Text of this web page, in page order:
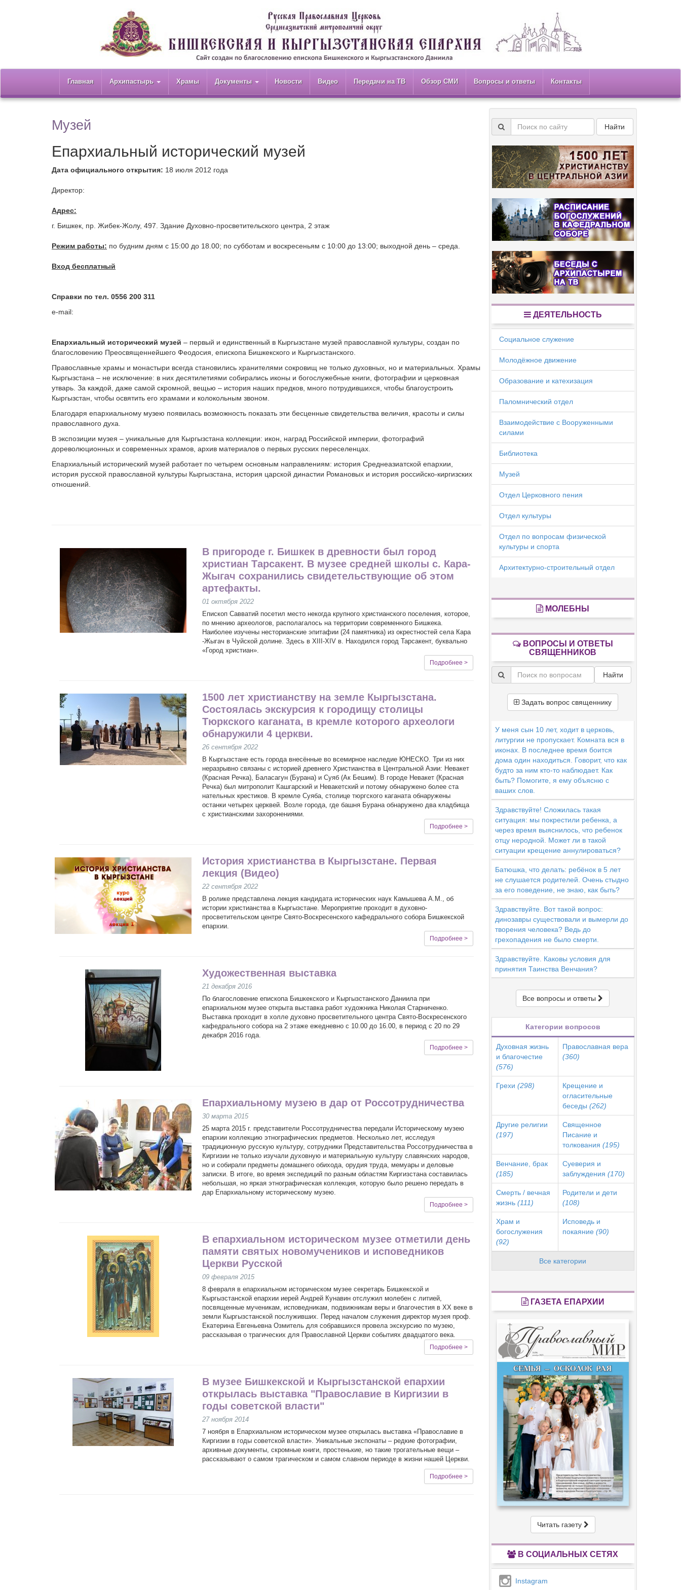
Главная Архипастырь Храмы Документы Новости Видео Передачи на ТВ Обзор СМИ Вопросы и ответы Контакты
Музей
Епархиальный исторический музей
Дата официального открытия: 18 июля 2012 года
Директор:
Адрес:
г. Бишкек, пр. Жибек-Жолу, 497. Здание Духовно-просветительского центра, 2 этаж
Режим работы: по будним дням с 15:00 до 18.00; по субботам и воскресеньям с 10:00 до 13:00; выходной день – среда.
Вход бесплатный
Справки по тел. 0556 200 311
e-mail:
Епархиальный исторический музей – первый и единственный в Кыргызстане музей православной культуры, создан по
благословению Преосвященнейшего Феодосия, епископа Бишкекского и Кыргызстанского.
Православные храмы и монастыри всегда становились хранителями сокровищ не только духовных, но и материальных. Храмы
Кыргызстана – не исключение: в них десятилетиями собирались иконы и богослужебные книги, фотографии и церковная
утварь. За каждой, даже самой скромной, вещью – история наших предков, много потрудившихся, чтобы благоустроить
Кыргызстан, чтобы освятить его храмами и колокольным звоном.
Благодаря епархиальному музею появилась возможность показать эти бесценные свидетельства величия, красоты и силы
православного духа.
В экспозиции музея – уникальные для Кыргызстана коллекции: икон, наград Российской империи, фотографий
дореволюционных и современных храмов, архив материалов о первых русских переселенцах.
Епархиальный исторический музей работает по четырем основным направлениям: история Среднеазиатской епархии,
история русской православной культуры Кыргызстана, история царской династии Романовых и история российско-киргизских
отношений.
В пригороде г. Бишкек в древности был город
христиан Тарсакент. В музее средней школы с. Кара-
Жыгач сохранились свидетельствующие об этом
артефакты.
01 октября 2022
Епископ Савватий посетил место некогда крупного христианского поселения, которое,
по мнению археологов, располагалось на территории современного Бишкека.
Наиболее изучены несторианские эпитафии (24 памятника) из окрестностей села Кара
-Жыгач в Чуйской долине. Здесь в XIII-XIV в. Находился город Тарсакент, буквально
«Город христиан».
Подробнее >
1500 лет христианству на земле Кыргызстана.
Состоялась экскурсия к городищу столицы
Тюркского каганата, в кремле которого археологи
обнаружили 4 церкви.
26 сентября 2022
В Кыргызстане есть города внесённые во всемирное наследие ЮНЕСКО. Три из них
неразрывно связаны с историей древнего Христианства в Центральной Азии: Невакет
(Красная Речка), Баласагун (Бурана) и Суяб (Ак Бешим). В городе Невакет (Красная
Речка) был митрополит Кашгарский и Невакетский и потому обнаружено более ста
нательных крестиков. В кремле Суяба, столице тюргского каганата обнаружены
останки четырех церквей. Возле города, где башня Бурана обнаружено два кладбища
с христианскими захоронениями.
Подробнее >
История христианства в Кыргызстане. Первая
лекция (Видео)
22 сентября 2022
В ролике представлена лекция кандидата исторических наук Камышева А.М., об
истории христианства в Кыргызстане. Мероприятие проходит в духовно-
просветительском центре Свято-Воскресенского кафедрального собора Бишкекской
епархии.
Подробнее >
Художественная выставка
21 декабря 2016
По благословение епископа Бишкекского и Кыргызстанского Даниила при
епархиальном музее открыта выставка работ художника Николая Старниченко.
Выставка проходит в холле духовно просветительного центра Свято-Воскресенского
кафедрального собора на 2 этаже ежедневно с 10.00 до 16.00, в период с 20 по 29
декабря 2016 года.
Подробнее >
Епархиальному музею в дар от Россотрудничества
30 марта 2015
25 марта 2015 г. представители Россотрудничества передали Историческому музею
епархии коллекцию этнографических предметов. Несколько лет, исследуя
традиционную русскую культуру, сотрудники Представительства Россотрудничества в
Киргизии не только изучали духовную и материальную культуру славянских народов,
но и собирали предметы домашнего обихода, орудия труда, мемуары и деловые
записки. В итоге, во время экспедиций по разным областям Киргизстана составилась
небольшая, но яркая этнографическая коллекция, которую было решено передать в
дар Епархиальному историческому музею.
Подробнее >
В епархиальном историческом музее отметили день
памяти святых новомучеников и исповедников
Церкви Русской
09 февраля 2015
8 февраля в епархиальном историческом музее секретарь Бишкекской и
Кыргызстанской епархии иерей Андрей Кунавин отслужил молебен с литией,
посвященные мученикам, исповедникам, подвижникам веры и благочестия в XX веке в
земли Кыргызстанской послуживших. Перед началом служения директор музея проф.
Екатерина Евгеньевна Озмитель для собравшихся провела экскурсию по музею,
рассказывая о трагических для Православной Церкви событиях двадцатого века.
Подробнее >
В музее Бишкекской и Кыргызстанской епархии
открылась выставка "Православие в Киргизии в
годы советской власти"
27 ноября 2014
7 ноября в Епархиальном историческом музее открылась выставка «Православие в
Киргизии в годы советской власти». Уникальные экспонаты – редкие фотографии,
архивные документы, скромные книги, простенькие, но такие трогательные вещи –
рассказывают о самом трагическом и самом славном периоде в жизни нашей Церкви.
Подробнее >
Найти
ДЕЯТЕЛЬНОСТЬ
Социальное служение
Молодёжное движение
Образование и катехизация
Паломнический отдел
Взаимодействие с Вооруженными
силами
Библиотека
Музей
Отдел Церковного пения
Отдел культуры
Отдел по вопросам физической
культуры и спорта
Архитектурно-строительный отдел
МОЛЕБНЫ
ВОПРОСЫ И ОТВЕТЫ
СВЯЩЕННИКОВ
Найти
Задать вопрос священнику
У меня сын 10 лет, ходит в церковь,
литургии не пропускает. Комната вся в
иконах. В последнее время боится
дома один находиться. Говорит, что как
будто за ним кто-то наблюдает. Как
быть? Помогите, я ему объясню с
ваших слов.
Здравствуйте! Сложилась такая
ситуация: мы покрестили ребенка, а
через время выяснилось, что ребенок
отцу неродной. Может ли в такой
ситуации крещение аннулироваться?
Батюшка, что делать: ребёнок в 5 лет
не слушается родителей. Очень стыдно
за его поведение, не знаю, как быть?
Здравствуйте. Вот такой вопрос:
динозавры существовали и вымерли до
творения человека? Ведь до
грехопадения не было смерти.
Здравствуйте. Каковы условия для
принятия Таинства Венчания?
Все вопросы и ответы
Категории вопросов
Духовная жизнь
и благочестие
(576)
Православная вера
(360)
Грехи (298)
Крещение и
огласительные
беседы (262)
Другие религии
(197)
Священное
Писание и
толкования (195)
Венчание, брак
(185)
Суеверия и
заблуждения (170)
Смерть / вечная
жизнь (111)
Родители и дети
(108)
Храм и
богослужения
(92)
Исповедь и
покаяние (90)
Все категории
ГАЗЕТА ЕПАРХИИ
Читать газету
В СОЦИАЛЬНЫХ СЕТЯХ
Instagram